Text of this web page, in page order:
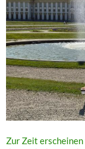
Zur Zeit